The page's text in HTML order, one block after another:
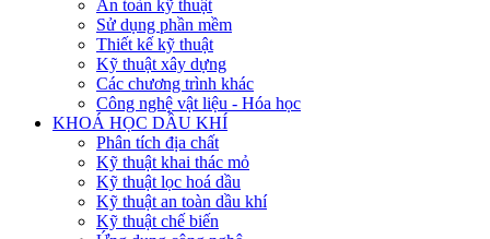
An toàn kỹ thuật
Sử dụng phần mềm
Thiết kế kỹ thuật
Kỹ thuật xây dựng
Các chương trình khác
Công nghệ vật liệu - Hóa học
KHOÁ HỌC DẦU KHÍ
Phân tích địa chất
Kỹ thuật khai thác mỏ
Kỹ thuật lọc hoá dầu
Kỹ thuật an toàn dầu khí
Kỹ thuật chế biến